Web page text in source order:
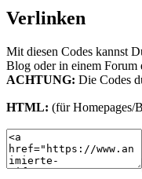
Verlinken
Mit diesen Codes kannst
Blog oder in einem Forum
ACHTUNG: Die Codes
HTML: (für Homepages/